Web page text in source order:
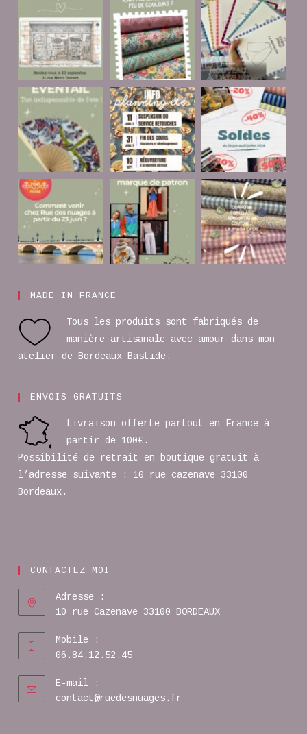
MADE IN FRANCE
Tous les produits sont fabriqués de
manière artisanale avec amour dans mon
atelier de Bordeaux Bastide.
ENVOIS GRATUITS
Livraison offerte partout en France à
partir de 100€.
Possibilité de retrait en boutique gratuit à
l’adresse suivante : 10 rue cazenave 33100
Bordeaux.
CONTACTEZ MOI
Adresse :
10 rue Cazenave 33100 BORDEAUX
Mobile :
06.84.12.52.45
E-mail :
contact@ruedesnuages.fr